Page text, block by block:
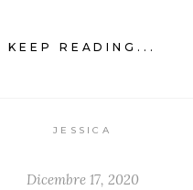
KEEP READING...
JESSICA
Dicembre 17, 2020